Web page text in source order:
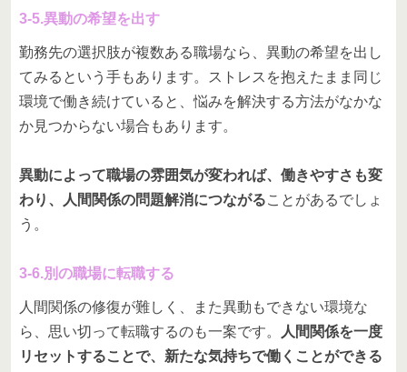
3-5.異動の希望を出す
勤務先の選択肢が複数ある職場なら、異動の希望を出し
てみるという手もあります。ストレスを抱えたまま同じ
環境で働き続けていると、悩みを解決する方法がなかな
か見つからない場合もあります。
異動によって職場の雰囲気が変われば、働きやすさも変
わり、人間関係の問題解消につながることがあるでしょ
う。
3-6.別の職場に転職する
人間関係の修復が難しく、また異動もできない環境な
ら、思い切って転職するのも一案です。
人間関係を一度
リセットすることで、新たな気持ちで働くことができる